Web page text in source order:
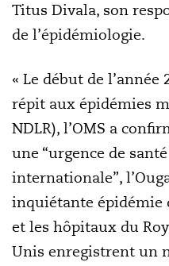
Titus Divala, son
de l’épidémiologie.
« Le début de l’année
répit aux épidémies
NDLR), l’OMS a
une “urgence de
internationale”,
inquiétante épidémie
et les hôpitaux du
Unis enregistrent un